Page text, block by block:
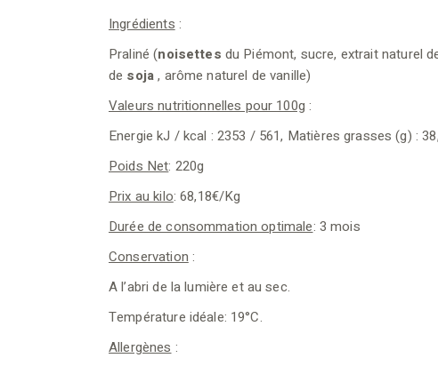
Ingrédients :
Praliné (noisettes du Piémont, sucre, extrait naturel
de soja, arôme naturel de vanille)
Valeurs nutritionnelles pour 100g :
Energie kJ / kcal : 2353 / 561, Matières grasses (g) :
Poids Net: 220g
Prix au kilo: 68,18€/Kg
Durée de consommation optimale: 3 mois
Conservation :
A l’abri de la lumière et au sec.
Température idéale: 19°C.
Allergènes :